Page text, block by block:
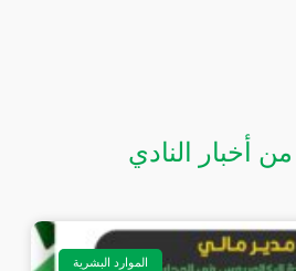
أخبار النادي
الموارد البشرية